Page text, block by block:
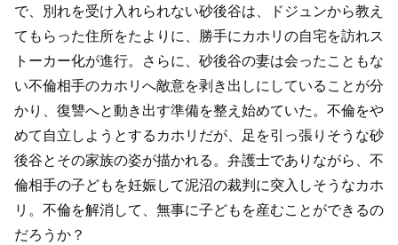
で、別れを受け入れられない砂後谷は、ドジュンから教え
てもらった住所をたよりに、勝手にカホリの自宅を訪れス
トーカー化が進行。さらに、砂後谷の妻は会ったこともな
い不倫相手のカホリへ敵意を剥き出しにしていることが分
かり、復讐へと動き出す準備を整え始めていた。不倫をや
めて自立しようとするカホリだが、足を引っ張りそうな砂
後谷とその家族の姿が描かれる。弁護士でありながら、不
倫相手の子どもを妊娠して泥沼の裁判に突入しそうなカホ
リ。不倫を解消して、無事に子どもを産むことができるの
だろうか？